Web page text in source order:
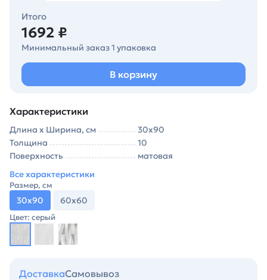
Итого
1692 ₽
Минимальный заказ 1 упаковка
В корзину
Характеристики
Длина х Ширина, см
30х90
Толщина
10
Поверхность
матовая
Все характеристики
Размер, см
30х90 60х60
Цвет: серый
ДоставкаСамовывоз